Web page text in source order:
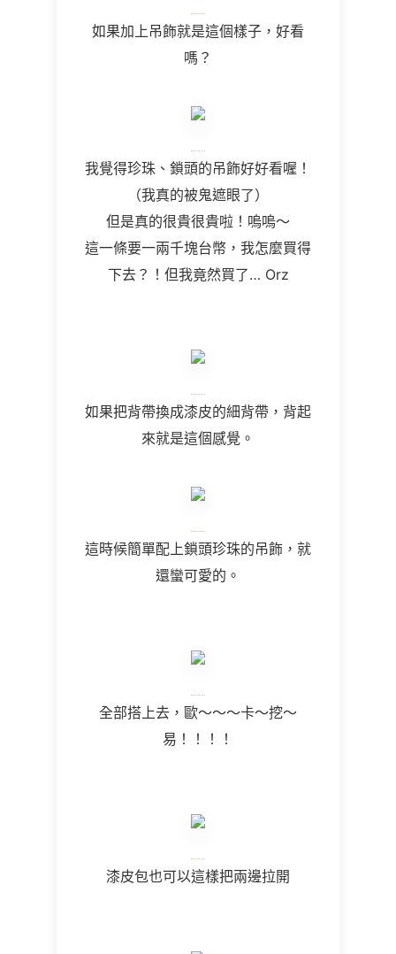
如果加上吊飾就是這個樣子，好看
嗎？
我覺得珍珠、鎖頭的吊飾好好看喔！
（我真的被鬼遮眼了）
但是真的很貴很貴啦！嗚嗚～
這一條要一兩千塊台幣，我怎麼買得
下去？！但我竟然買了… Orz
如果把背帶換成漆皮的細背帶，背起
來就是這個感覺。
這時候簡單配上鎖頭珍珠的吊飾，就
還蠻可愛的。
全部搭上去，歐～～～卡～挖～
易！！！！
漆皮包也可以這樣把兩邊拉開